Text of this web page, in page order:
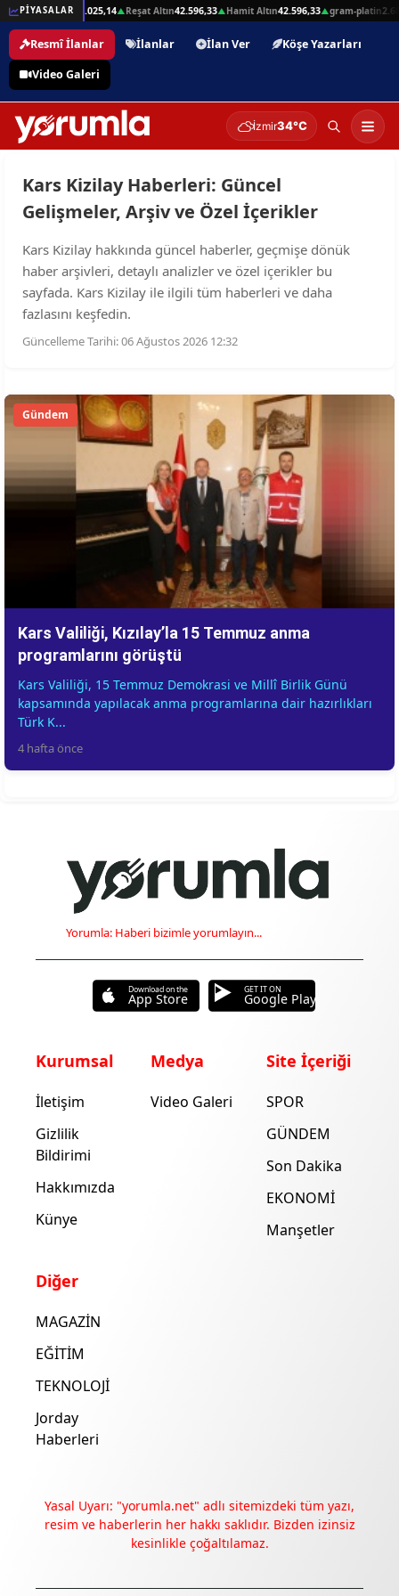
PİYASALAR
Gremse Altın103.025,14▲Reşat Altın42.596,33▲Hamit Altın42.596,33▲gram-platin
Resmî İlanlar İlanlar İlan Ver
Köşe Yazarları
Video Galeri
İzmir34°C
Kars Kizilay Haberleri: Güncel
Gelişmeler, Arşiv ve Özel İçerikler
Kars Kizilay hakkında güncel haberler, geçmişe dönük
haber arşivleri, detaylı analizler ve özel içerikler bu
sayfada. Kars Kizilay ile ilgili tüm haberleri ve daha
fazlasını keşfedin.
Güncelleme Tarihi: 06 Ağustos 2026 12:32
Gündem
Kars Valiliği, Kızılay’la 15 Temmuz anma
programlarını görüştü
Kars Valiliği, 15 Temmuz Demokrasi ve Millî Birlik Günü
kapsamında yapılacak anma programlarına dair hazırlıkları
Türk K...
4 hafta önce
Yorumla: Haberi bizimle yorumlayın...
Download on the
App Store
GET IT ON
Google Play
Kurumsal
İletişim
Gizlilik
Bildirimi
Hakkımızda
Künye
Medya
Video Galeri
Site İçeriği
SPOR
GÜNDEM
Son Dakika
EKONOMİ
Manşetler
Diğer
MAGAZİN
EĞİTİM
TEKNOLOJİ
Jorday
Haberleri
Yasal Uyarı: "yorumla.net" adlı sitemizdeki tüm yazı,
resim ve haberlerin her hakkı saklıdır. Bizden izinsiz
kesinlikle çoğaltılamaz.